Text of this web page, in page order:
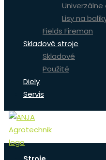
Lisy na
Fields Fireman
Skladové stroje
Skladové
Použité
Diely
Servis